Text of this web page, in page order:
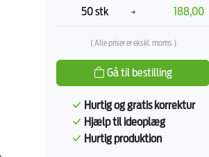
50 stk 188,00
( Alle priser er ekskl. moms )
Gå til bestilling
Hurtig og gratis korrektur
Hjælp til ideoplæg
Hurtig produktion